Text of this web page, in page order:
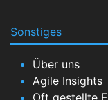
Sonstiges
Über uns
Agile Insights
Oft gestellte